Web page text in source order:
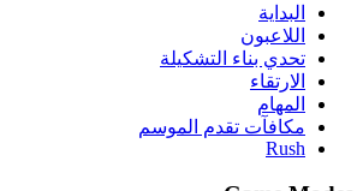
البداية
اللاعبون
تحدي بناء التشكيلة
الارتقاء
المهام
مكافآت تقدم الموسم
Rush